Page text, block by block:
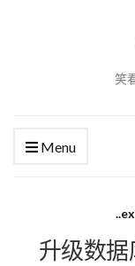
笑
Menu
升级数